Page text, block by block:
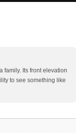
family. Its front elevation
to see something like